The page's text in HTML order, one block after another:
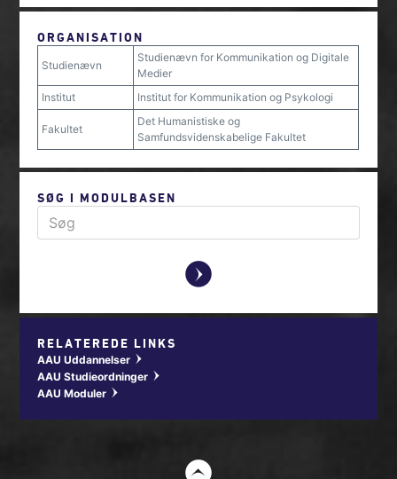
ORGANISATION
Studienævn
Studienævn for Kommunikation og Digitale
Medier
Institut
Institut for Kommunikation og Psykologi
Fakultet
Det Humanistiske og
Samfundsvidenskabelige Fakultet
SØG I MODULBASEN
y
RELATEREDE LINKS
AAU Uddannelser w
AAU Studieordninger w
AAU Moduler w
t